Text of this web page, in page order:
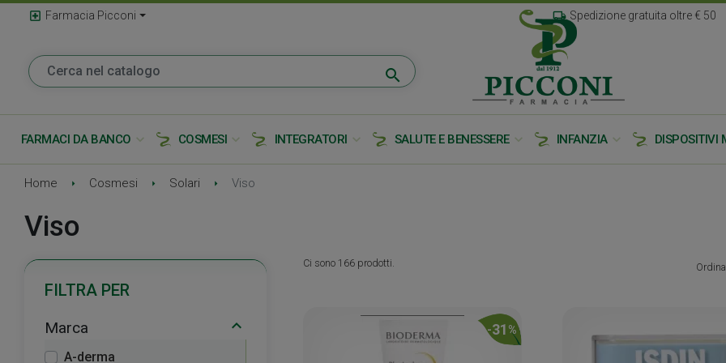
local_hospital Farmacia Picconi local_shipping Spedizione gratuita oltre € 50
search
FARMACI DA BANCO expand_more COSMESI expand_more INTEGRATORI expand_more SALUTE E BENESSERE expand_more INFANZIA expand_more DISPOSITIVI
Home Cosmesi Solari Viso
Viso
FILTRA PER
Marca
A-derma
Ci sono 166 prodotti.
-31 %